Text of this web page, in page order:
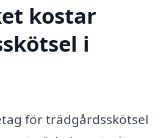
kostar
i
för trädgårdsskötsel